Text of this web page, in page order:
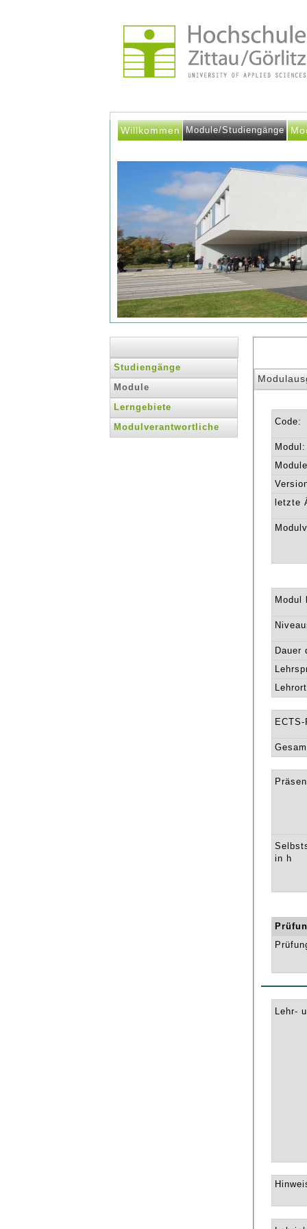
Willkommen Module/Studiengänge
Studiengänge
Module
Lerngebiete
Modulverantwortliche
Code:
Modul:
letzte
Modul
Dauer
in h
Lehr-